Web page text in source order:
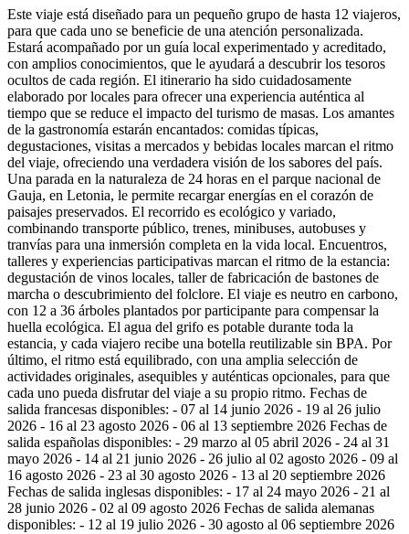
Este viaje está diseñado para un pequeño grupo de hasta 12 viajeros,
para que cada uno se beneficie de una atención personalizada.
Estará acompañado por un guía local experimentado y acreditado,
con amplios conocimientos, que le ayudará a descubrir los tesoros
ocultos de cada región. El itinerario ha sido cuidadosamente
elaborado por locales para ofrecer una experiencia auténtica al
tiempo que se reduce el impacto del turismo de masas. Los amantes
de la gastronomía estarán encantados: comidas típicas,
degustaciones, visitas a mercados y bebidas locales marcan el ritmo
del viaje, ofreciendo una verdadera visión de los sabores del país.
Una parada en la naturaleza de 24 horas en el parque nacional de
Gauja, en Letonia, le permite recargar energías en el corazón de
paisajes preservados. El recorrido es ecológico y variado,
combinando transporte público, trenes, minibuses, autobuses y
tranvías para una inmersión completa en la vida local. Encuentros,
talleres y experiencias participativas marcan el ritmo de la estancia:
degustación de vinos locales, taller de fabricación de bastones de
marcha o descubrimiento del folclore. El viaje es neutro en carbono,
con 12 a 36 árboles plantados por participante para compensar la
huella ecológica. El agua del grifo es potable durante toda la
estancia, y cada viajero recibe una botella reutilizable sin BPA. Por
último, el ritmo está equilibrado, con una amplia selección de
actividades originales, asequibles y auténticas opcionales, para que
cada uno pueda disfrutar del viaje a su propio ritmo. Fechas de
salida francesas disponibles: - 07 al 14 junio 2026 - 19 al 26 julio
2026 - 16 al 23 agosto 2026 - 06 al 13 septiembre 2026 Fechas de
salida españolas disponibles: - 29 marzo al 05 abril 2026 - 24 al 31
mayo 2026 - 14 al 21 junio 2026 - 26 julio al 02 agosto 2026 - 09 al
16 agosto 2026 - 23 al 30 agosto 2026 - 13 al 20 septiembre 2026
Fechas de salida inglesas disponibles: - 17 al 24 mayo 2026 - 21 al
28 junio 2026 - 02 al 09 agosto 2026 Fechas de salida alemanas
disponibles: - 12 al 19 julio 2026 - 30 agosto al 06 septiembre 2026